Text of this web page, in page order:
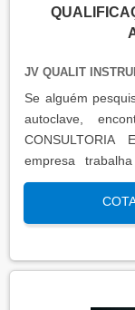
JV QUALIT
Se alguém
autoclave,
CONSULTORIA
empresa
equipamentos e
há de mais
para seus clientes.